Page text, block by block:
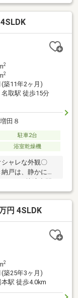
育園 徒歩約12分
分＊セブンイレブ
柳生店 徒歩約5分
2
2
築11年2ヶ月)
名取駅 徒歩15分
田８
駐車2台
浴室乾燥機
シャレな外観〇
戸は、静かにデ
ｍ)◇増田中学校
分(618ｍ)《周辺
4分(285ｍ)◇フレ
ーパー名取増田
アル 名取店 徒歩
円 4SLDK
2
(築25年3ヶ月)
本駅 徒歩4.0km